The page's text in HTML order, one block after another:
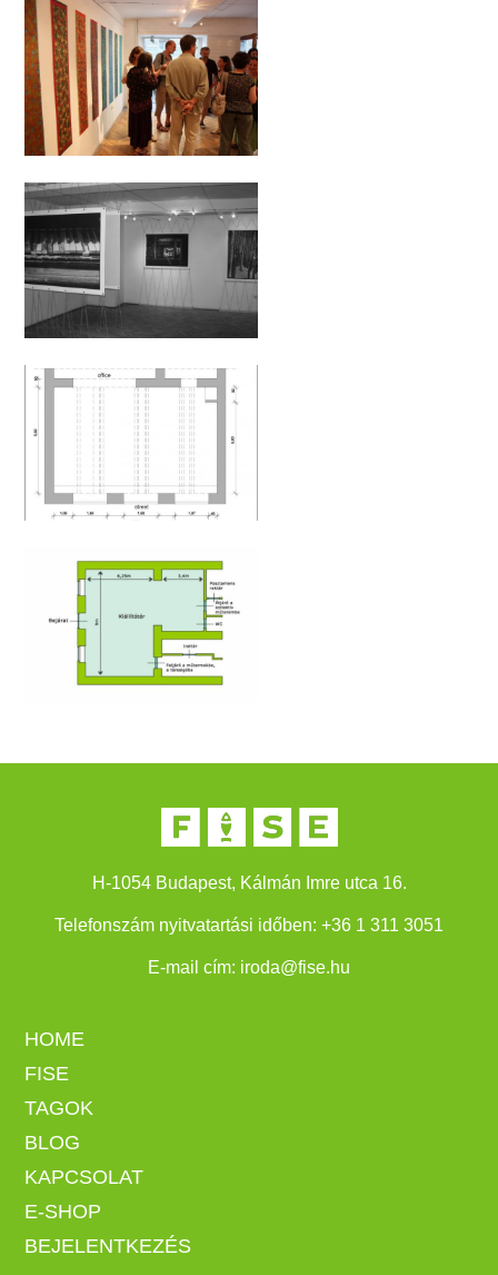
H-1054 Budapest, Kálmán Imre utca 16.
Telefonszám nyitvatartási időben: +36 1 311 3051
E-mail cím: iroda@fise.hu
HOME
FISE
TAGOK
BLOG
KAPCSOLAT
E-SHOP
BEJELENTKEZÉS